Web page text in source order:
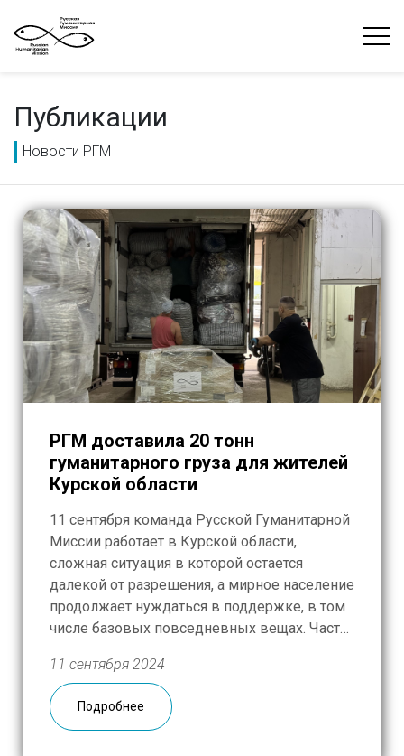
Публикации
Новости РГМ
РГМ доставила 20 тонн
гуманитарного груза для жителей
Курской области
11 сентября команда Русской Гуманитарной
Миссии работает в Курской области,
сложная ситуация в которой остается
далекой от разрешения, а мирное население
продолжает нуждаться в поддержке, в том
числе базовых повседневных вещах. Часть
временного размещения в Курске. По
запросу привезли сюда большое
количество матрасов, пледов и одеял,
постельного белья […]
11 сентября 2024
Подробнее